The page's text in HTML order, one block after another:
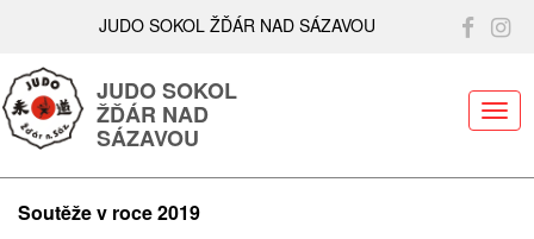
JUDO SOKOL ŽĎÁR NAD SÁZAVOU
JUDO SOKOL
ŽĎÁR NAD
SÁZAVOU
Soutěže v roce 2019